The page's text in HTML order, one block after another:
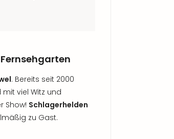
. Bereits seit 2000
viel Witz und
Show! Schlagerhelden
zu Gast.